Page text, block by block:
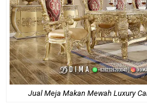
Jual Meja Makan Mewah Luxury